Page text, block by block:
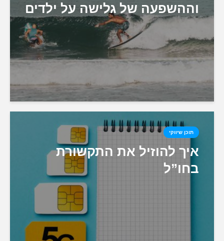
וההשפעה של גלישה על ילדים
תוכן שיווקי
איך להוזיל את התקשורת
בחו”ל